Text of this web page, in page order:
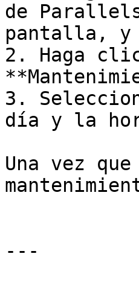
de
pantalla, y
2. Haga
3.
día y la
Una vez
---